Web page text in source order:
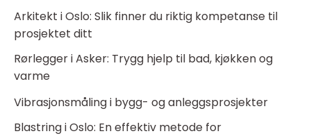
Arkitekt i Oslo: Slik finner du riktig kompetanse til
prosjektet ditt
Rørlegger i Asker: Trygg hjelp til bad, kjøkken og
varme
Vibrasjonsmåling i bygg- og anleggsprosjekter
Blastring i Oslo: En effektiv metode for